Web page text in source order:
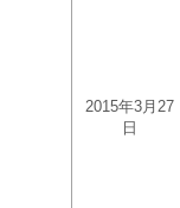
2015年3月27
日